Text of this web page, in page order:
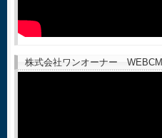
株式会社ワンオーナー